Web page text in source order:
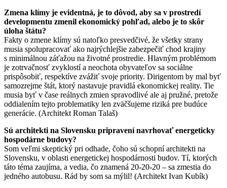
Zmena klímy je evidentná, je to dôvod, aby sa v prostredí
developmentu zmenil ekonomický pohľad, alebo je to skôr
úloha štátu?
Fakty o zmene klímy sú natoľko presvedčivé, že všetky strany
musia spolupracovať ako najrýchlejšie zabezpečiť chod krajiny
s minimálnou záťažou na životné prostredie. Hlavným problémom
je zotrvačnosť zvyklostí a neochota obyvateľov sa sociálne
prispôsobiť, respektíve zvážiť svoje priority. Dirigentom by mal byť
samozrejme štát, ktorý nastavuje pravidlá ekonomickej reality. Tie
musia byť v čase reálnych zmien spravodlivé ale aj pružné, pretože
oddialením tejto problematiky len zväčšujeme riziká pre budúce
generácie. (Architekt Roman Talaš)
Sú architekti na Slovensku pripravení navrhovať energeticky
hospodárne budovy?
Som veľmi skeptický pri odhade, čoho sú schopní architekti na
Slovensku, v oblasti energetickej hospodárnosti budov. Tí, ktorých
táto téma zaujíma, a vedia, čo znamená 20-20-20 – sa zmestia do
jedného autobusu. Rád by som sa mýlil! (Architekt Ivan Kubík)